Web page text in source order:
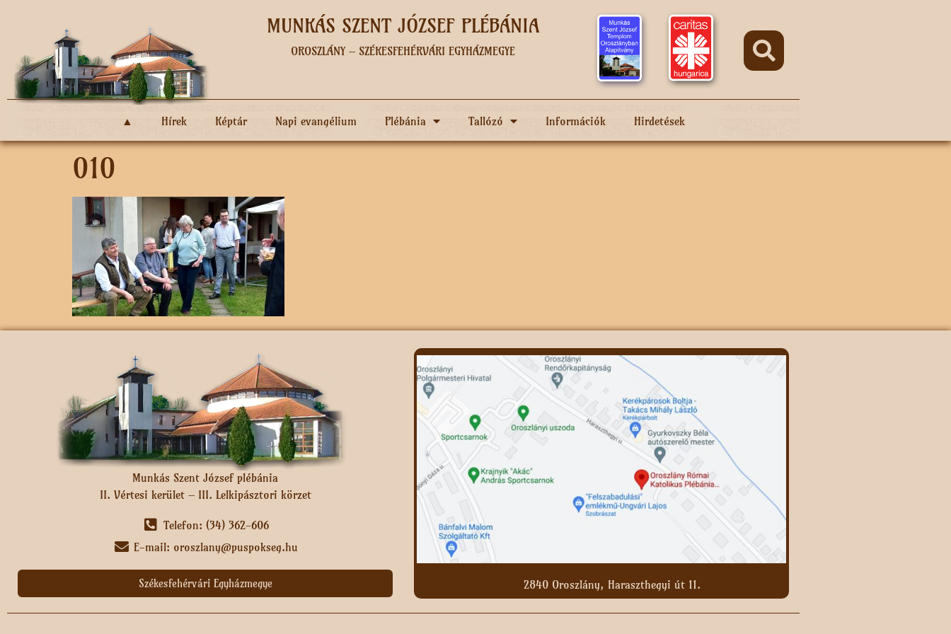
MUNKÁS SZENT JÓZSEF PLÉBÁNIA
OROSZLÁNY – SZÉKESFEHÉRVÁRI EGYHÁZMEGYE
▲ Hírek Képtár Napi evangélium Plébánia Tallózó Információk Hirdetések
010
Munkás Szent József plébánia
II. Vértesi kerület – III. Lelkipásztori körzet
Telefon: (34) 362-606
E-mail: oroszlany@puspokseg.hu
Székesfehérvári Egyházmegye 2840 Oroszlány, Haraszthegyi út 11.